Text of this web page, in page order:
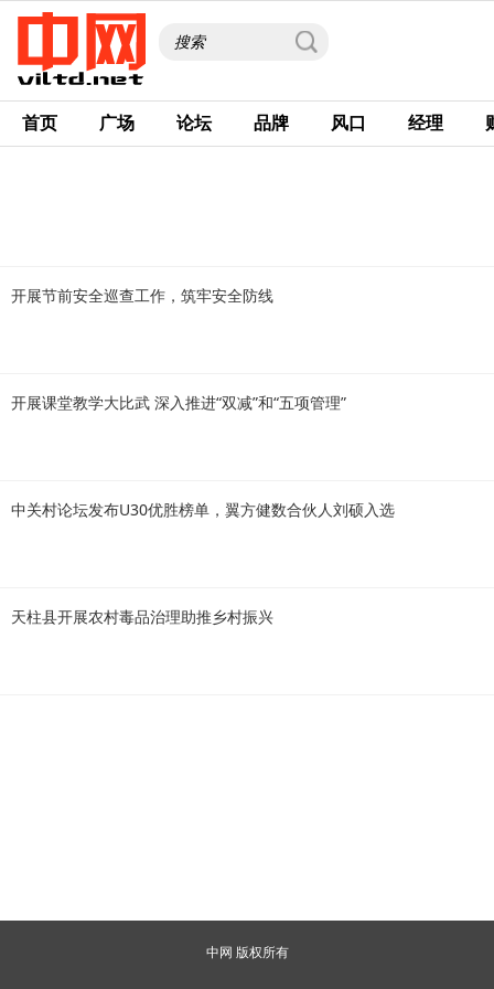
首页 广场 论坛 品牌 风口 经理
开展节前安全巡查工作，筑牢安全防线
开展课堂教学大比武 深入推进“双减”和“五项管理”
中关村论坛发布U30优胜榜单，翼方健数合伙人刘硕入选
天柱县开展农村毒品治理助推乡村振兴
中网 版权所有